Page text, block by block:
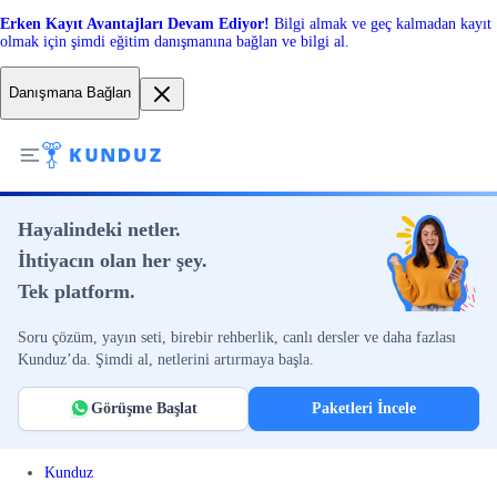
Erken Kayıt Avantajları Devam Ediyor! Bilgi almak ve geç kalmadan kayıt
olmak için şimdi eğitim danışmanına bağlan ve bilgi al.
Danışmana Bağlan
Hayalindeki netler.
İhtiyacın olan her şey.
Tek platform.
Soru çözüm, yayın seti, birebir rehberlik, canlı dersler ve daha fazlası
Kunduz’da. Şimdi al, netlerini artırmaya başla.
Görüşme Başlat Paketleri İncele
Kunduz